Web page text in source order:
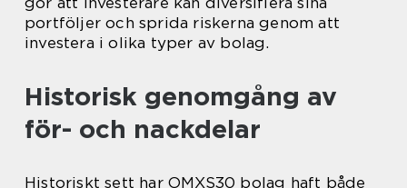
portföljer och sprida riskerna genom att
investera i olika typer av bolag.
Historisk genomgång av
för- och nackdelar
Historiskt sett har OMXS30 bolag haft både